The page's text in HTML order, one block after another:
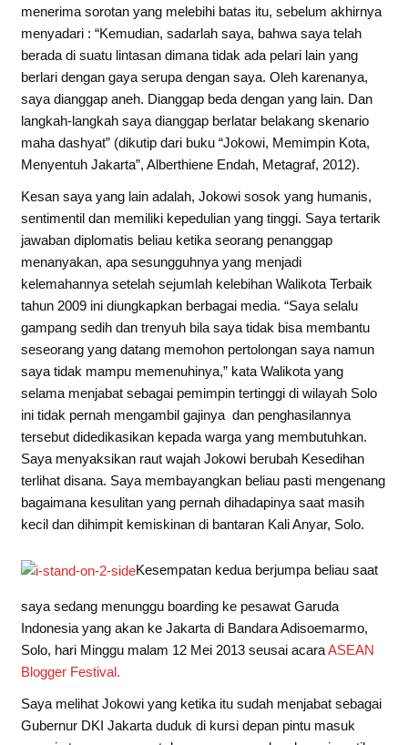
menerima sorotan yang melebihi batas itu, sebelum akhirnya
menyadari : “Kemudian, sadarlah saya, bahwa saya telah
berada di suatu lintasan dimana tidak ada pelari lain yang
berlari dengan gaya serupa dengan saya. Oleh karenanya,
saya dianggap aneh. Dianggap beda dengan yang lain. Dan
langkah-langkah saya dianggap berlatar belakang skenario
maha dashyat” (dikutip dari buku “Jokowi, Memimpin Kota,
Menyentuh Jakarta”, Alberthiene Endah, Metagraf, 2012).
Kesan saya yang lain adalah, Jokowi sosok yang humanis,
sentimentil dan memiliki kepedulian yang tinggi. Saya tertarik
jawaban diplomatis beliau ketika seorang penanggap
menanyakan, apa sesungguhnya yang menjadi
kelemahannya setelah sejumlah kelebihan Walikota Terbaik
tahun 2009 ini diungkapkan berbagai media. “Saya selalu
gampang sedih dan trenyuh bila saya tidak bisa membantu
seseorang yang datang memohon pertolongan saya namun
saya tidak mampu memenuhinya,” kata Walikota yang
selama menjabat sebagai pemimpin tertinggi di wilayah Solo
ini tidak pernah mengambil gajinya dan penghasilannya
tersebut didedikasikan kepada warga yang membutuhkan.
Saya menyaksikan raut wajah Jokowi berubah Kesedihan
terlihat disana. Saya membayangkan beliau pasti mengenang
bagaimana kesulitan yang pernah dihadapinya saat masih
kecil dan dihimpit kemiskinan di bantaran Kali Anyar, Solo.
Kesempatan kedua berjumpa beliau saat
saya sedang menunggu boarding ke pesawat Garuda
Indonesia yang akan ke Jakarta di Bandara Adisoemarmo,
Solo, hari Minggu malam 12 Mei 2013 seusai acaraASEAN
Blogger Festival.
Saya melihat Jokowi yang ketika itu sudah menjabat sebagai
Gubernur DKI Jakarta duduk di kursi depan pintu masuk